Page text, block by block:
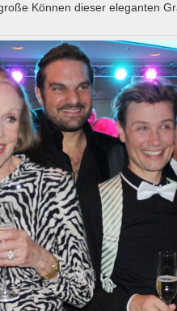
Können dieser eleganten